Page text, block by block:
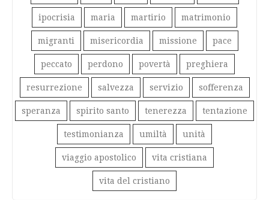
ipocrisia maria martirio matrimonio
migranti misericordia missione pace
peccato perdono povertà preghiera
resurrezione salvezza servizio sofferenza
speranza spirito santo tenerezza tentazione
testimonianza umiltà unità
viaggio apostolico vita cristiana
vita del cristiano